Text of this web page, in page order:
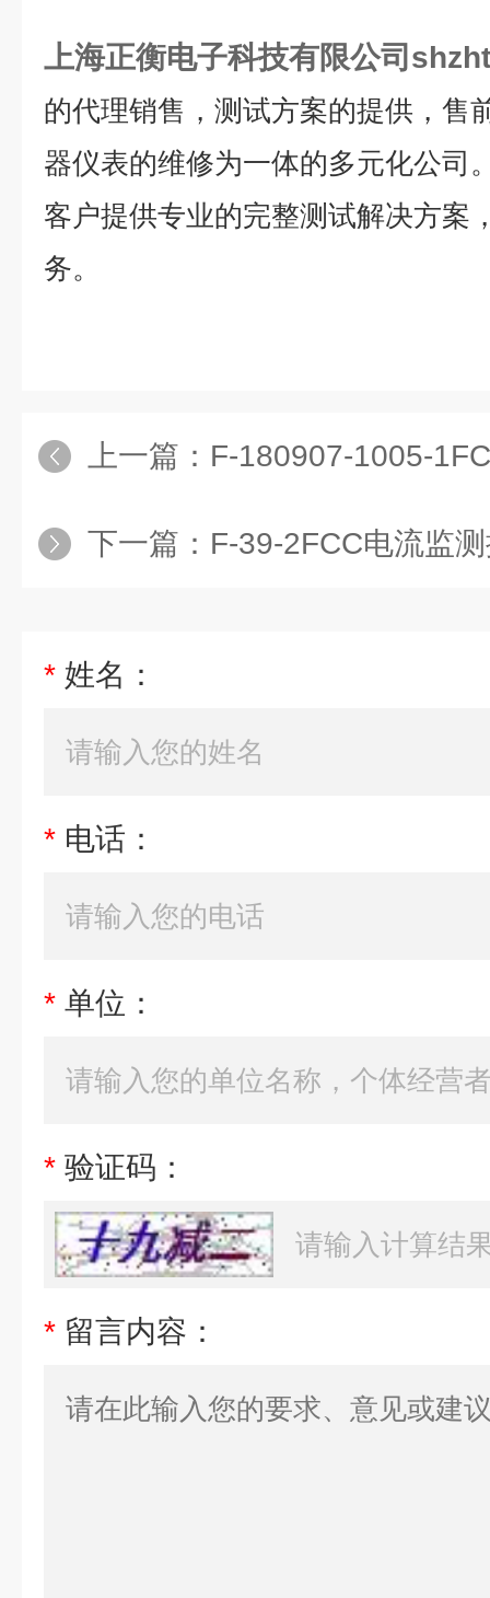
上海正衡电子科技有限公司
的代理销售，测试方案的提供，售
器仪表的维修为一体的多元化公司
客户提供专业的完整测试解决方案
务。
上一篇： F-180907-1005-
下一篇： F-39-2FCC电流监
* 姓名：
* 电话：
* 单位：
* 验证码：
* 留言内容：